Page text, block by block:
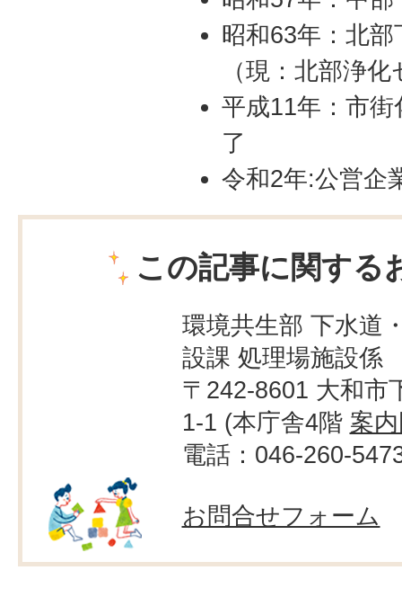
昭和63年：北
（現：北部浄
平成11年：市
了
令和2年:公営企
この記事に関する
環境共生部 下水道
設課 処理場施設係
〒242-8601 大和市
1-1 (本庁舎4階 案
電話：046-260-
お問合せフォーム